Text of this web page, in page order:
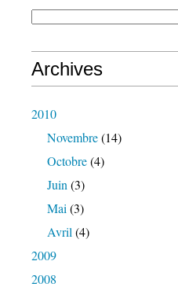
Archives
2010
Novembre(14)
Octobre(4)
Juin (3)
Mai (3)
Avril (4)
2009
2008